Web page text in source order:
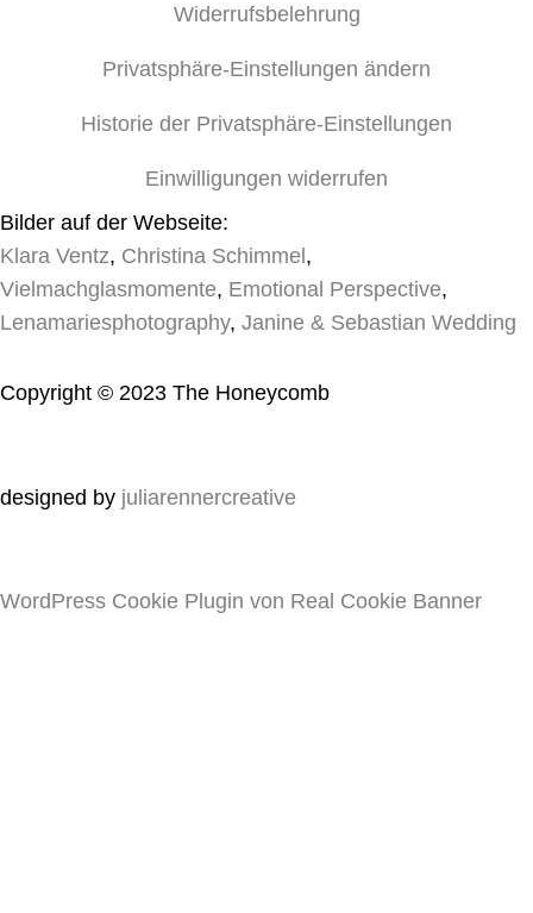
Widerrufsbelehrung
Privatsphäre-Einstellungen ändern
Historie der Privatsphäre-Einstellungen
Einwilligungen widerrufen
Bilder auf der Webseite:
Klara Ventz, Christina Schimmel,
Vielmachglasmomente, Emotional Perspective,
Lenamariesphotography, Janine & Sebastian Wedding
Copyright © 2023 The Honeycomb
designed by juliarennercreative
WordPress Cookie Plugin von Real Cookie Banner